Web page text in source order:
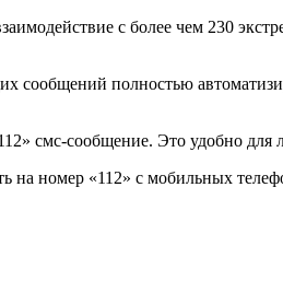
с более чем 230
сообщений полностью
смс-сообщение. Это удобно
номер «112» с мобильных